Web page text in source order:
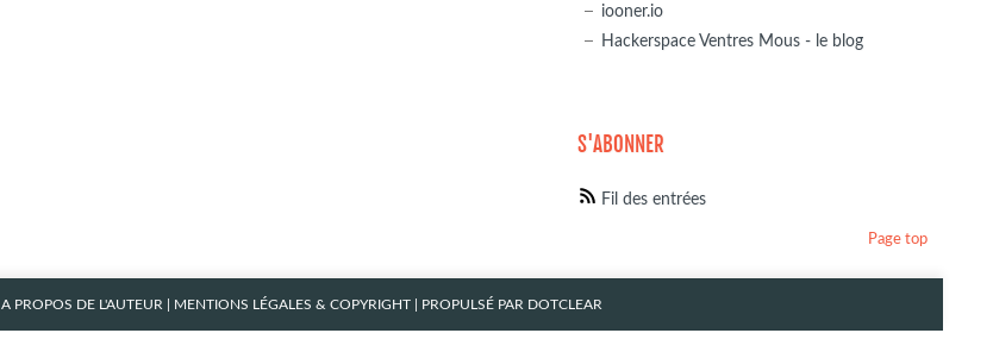
iooner.io
Hackerspace Ventres Mous - le blog
S'ABONNER
Fil des entrées
A PROPOS DE L'AUTEUR MENTIONS LÉGALES & COPYRIGHT| PROPULSÉ PAR DOTCLEAR
Page top